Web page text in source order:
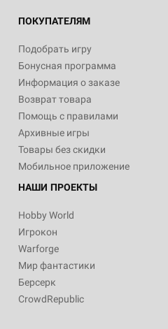
ПОКУПАТЕЛЯМ
Подобрать игру
Бонусная программа
Информация о заказе
Возврат товара
Помощь с правилами
Архивные игры
Товары без скидки
Мобильное приложение
НАШИ ПРОЕКТЫ
Hobby World
Игрокон
Warforge
Мир фантастики
Берсерк
CrowdRepublic